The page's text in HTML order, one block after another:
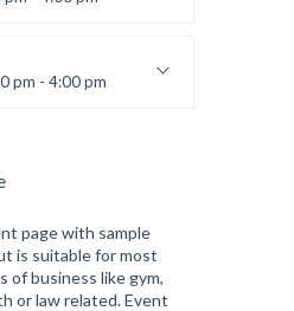
pm - 4:00 pm
page with sample
is suitable for most
of business like gym,
or law related. Event